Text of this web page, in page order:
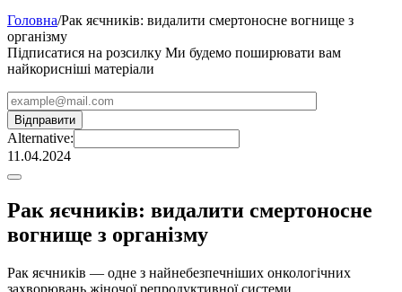
Головна/Рак яєчників: видалити смертоносне вогнище з
організму
Підписатися на розсилку Ми будемо поширювати вам
найкорисніші матеріали
Alternative:
11.04.2024
Рак яєчників: видалити смертоносне
вогнище з організму
Рак яєчників — одне з найнебезпечніших онкологічних
захворювань жіночої репродуктивної системи.